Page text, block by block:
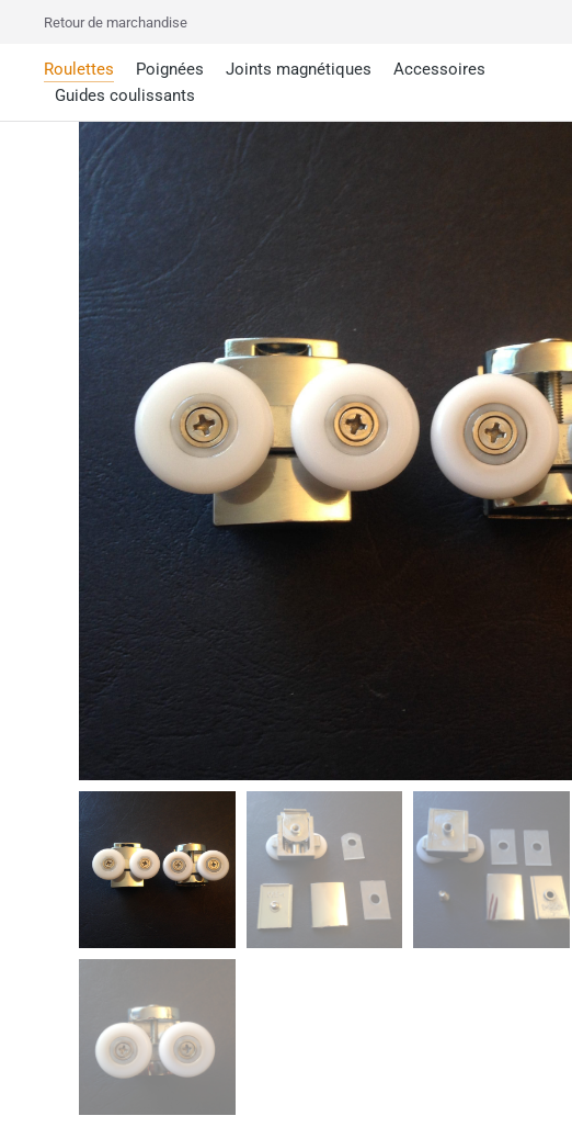
Retour de marchandise
Roulettes Poignées Joints magnétiques
Accessoires
Guides coulissants